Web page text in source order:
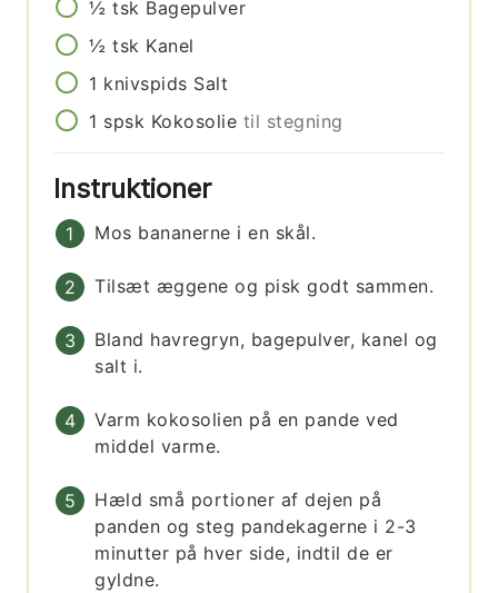
½ tsk Bagepulver
½ tsk Kanel
1 knivspids Salt
1 spsk Kokosolie til stegning
Instruktioner
Mos bananerne i en skål.
Tilsæt æggene og pisk godt sammen.
Bland havregryn, bagepulver, kanel og
salt i.
Varm kokosolien på en pande ved
middel varme.
Hæld små portioner af dejen på
panden og steg pandekagerne i 2-3
minutter på hver side, indtil de er
gyldne.